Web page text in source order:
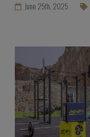
June 25th, 2025